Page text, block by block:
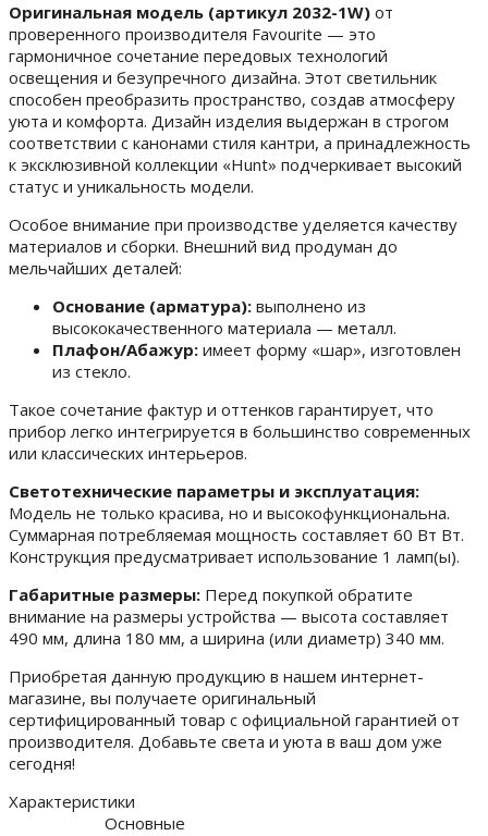
Оригинальная модель (артикул 2032-1W) от
проверенного производителя Favourite — это
гармоничное сочетание передовых технологий
освещения и безупречного дизайна. Этот светильник
способен преобразить пространство, создав атмосферу
уюта и комфорта. Дизайн изделия выдержан в строгом
соответствии с канонами стиля кантри, а принадлежность
к эксклюзивной коллекции «Hunt» подчеркивает высокий
статус и уникальность модели.
Особое внимание при производстве уделяется качеству
материалов и сборки. Внешний вид продуман до
мельчайших деталей:
Основание (арматура): выполнено из
высококачественного материала — металл.
Плафон/Абажур: имеет форму «шар», изготовлен
из стекло.
Такое сочетание фактур и оттенков гарантирует, что
прибор легко интегрируется в большинство современных
или классических интерьеров.
Светотехнические параметры и эксплуатация:
Модель не только красива, но и высокофункциональна.
Суммарная потребляемая мощность составляет 60 Вт Вт.
Конструкция предусматривает использование 1 ламп(ы).
Габаритные размеры: Перед покупкой обратите
внимание на размеры устройства — высота составляет
490 мм, длина 180 мм, а ширина (или диаметр) 340 мм.
Приобретая данную продукцию в нашем интернет-
магазине, вы получаете оригинальный
сертифицированный товар с официальной гарантией от
производителя. Добавьте света и уюта в ваш дом уже
сегодня!
Характеристики
Основные